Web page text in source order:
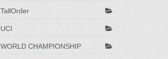
TallOrder
UCI
WORLD CHAMPIONSHIP